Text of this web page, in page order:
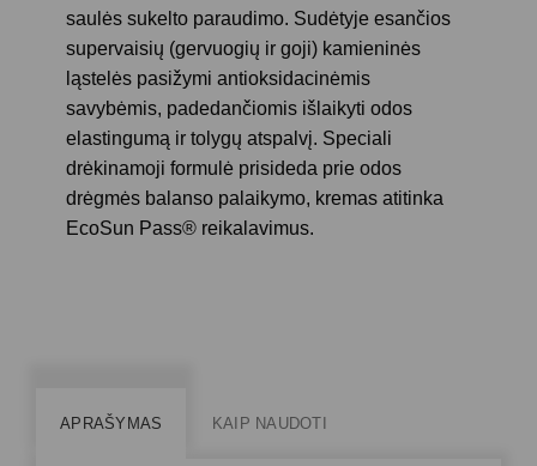
saulės sukelto paraudimo. Sudėtyje esančios
supervaisių (gervuogių ir goji) kamieninės
ląstelės pasižymi antioksidacinėmis
savybėmis, padedančiomis išlaikyti odos
elastingumą ir tolygų atspalvį. Speciali
drėkinamoji formulė prisideda prie odos
drėgmės balanso palaikymo, kremas atitinka
EcoSun Pass® reikalavimus.
APRAŠYMAS KAIP NAUDOTI